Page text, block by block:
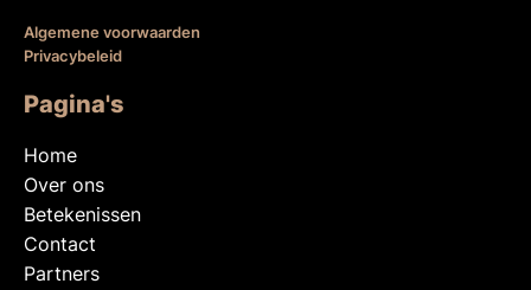
Algemene voorwaarden
Privacybeleid
Pagina's
Home
Over ons
Betekenissen
Contact
Partners